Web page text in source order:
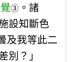
覺③ 。諸
設知斷色
及我等此二
別？」